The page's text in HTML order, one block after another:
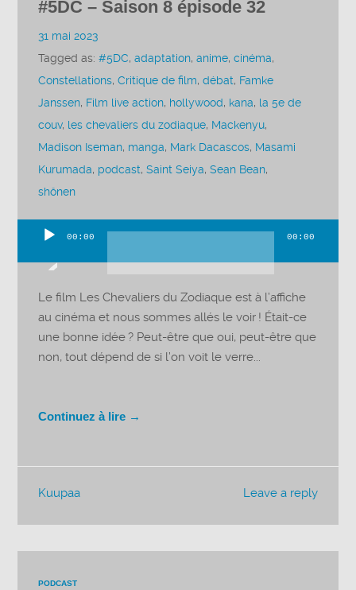
#5DC – Saison 8 épisode 32
31 mai 2023
Tagged as:#5DC,adaptation,anime,cinéma,
Constellations,Critique de film,débat, Famke
Janssen, Film live action, hollywood, kana, la 5e de
couv, les chevaliers du zodiaque, Mackenyu,
Madison Iseman, manga, Mark Dacascos, Masami
Kurumada, podcast,Saint Seiya,Sean Bean,
shônen
audio
00:00 00:00
Le film Les Chevaliers du Zodiaque est à l’affiche
au cinéma et nous sommes allés le voir ! Était-ce
une bonne idée ? Peut-être que oui, peut-être que
non, tout dépend de si l’on voit le verre...
Continuez à lire →
Leave a reply
Kuupaa
PODCAST